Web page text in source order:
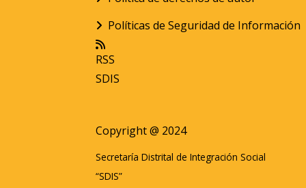
Políticas de Seguridad de Información
RSS
SDIS
Copyright @ 2024
Secretaría Distrital de Integración Social
“SDIS”